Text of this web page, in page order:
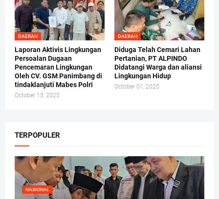
DAERAH
Laporan Aktivis Lingkungan
Persoalan Dugaan
Pencemaran Lingkungan
Oleh CV. GSM Panimbang di
tindaklanjuti Mabes Polri
October 15, 2025
DAERAH
Diduga Telah Cemari Lahan
Pertanian, PT ALPINDO
Didatangi Warga dan aliansi
Lingkungan Hidup
October 01, 2025
TERPOPULER
NASIONAL